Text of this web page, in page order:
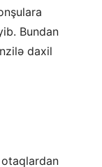
Bundan
daxil
otaqlardan